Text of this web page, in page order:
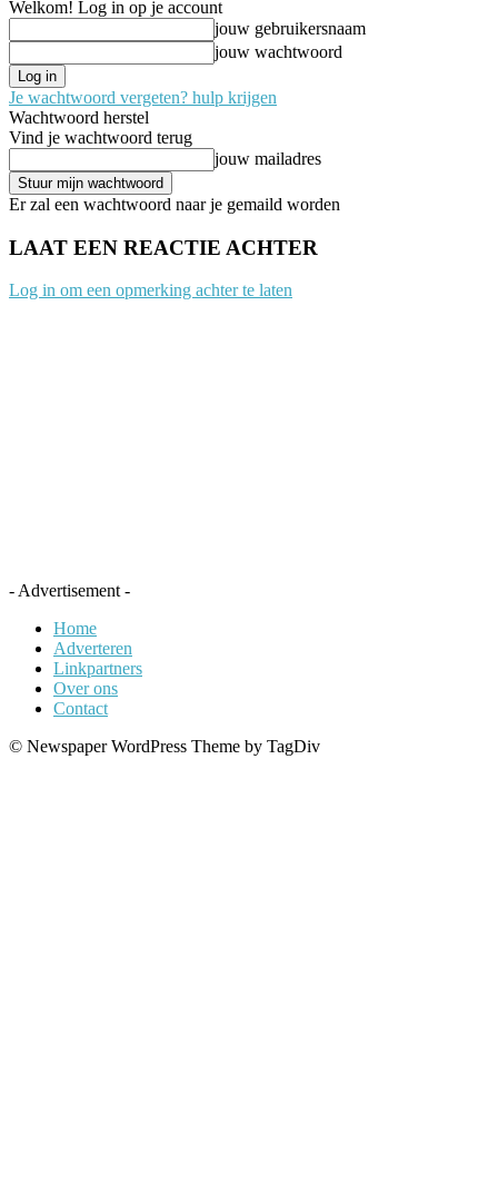
Welkom! Log in op je account
jouw gebruikersnaam
jouw wachtwoord
Je wachtwoord vergeten? hulp krijgen
Wachtwoord herstel
Vind je wachtwoord terug
jouw mailadres
Er zal een wachtwoord naar je gemaild worden
LAAT EEN REACTIE ACHTER
Log in om een opmerking achter te laten
- Advertisement -
Home
Adverteren
Linkpartners
Over ons
Contact
© Newspaper WordPress Theme by TagDiv